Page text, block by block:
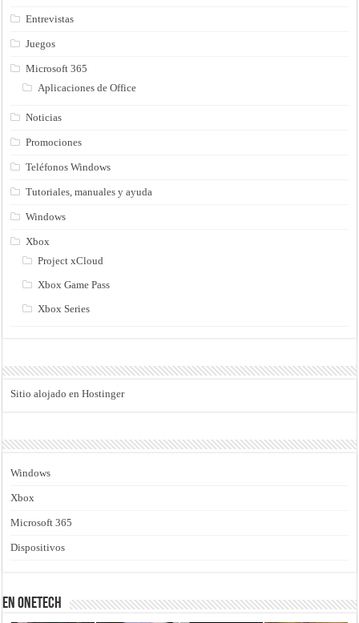
Entrevistas
Juegos
Microsoft 365
Aplicaciones de Office
Noticias
Promociones
Teléfonos Windows
Tutoriales, manuales y ayuda
Windows
Xbox
Project xCloud
Xbox Game Pass
Xbox Series
Sitio alojado en Hostinger
Windows
Xbox
Microsoft 365
Dispositivos
En Onetech